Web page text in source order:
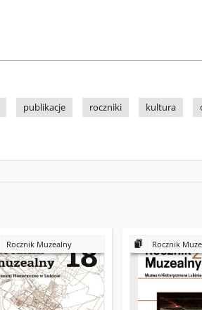
publikacje roczniki kultura
Rocznik Muzealny Rocznik